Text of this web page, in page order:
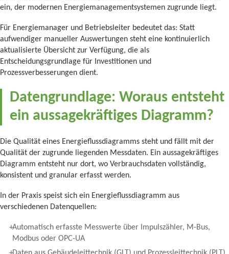
ein, der modernen Energiemanagementsystemen zugrunde liegt.
Für Energiemanager und Betriebsleiter bedeutet das: Statt
aufwendiger manueller Auswertungen steht eine kontinuierlich
aktualisierte Übersicht zur Verfügung, die als
Entscheidungsgrundlage für Investitionen und
Prozessverbesserungen dient.
Datengrundlage: Woraus entsteht
ein aussagekräftiges Diagramm?
Die Qualität eines Energieflussdiagramms steht und fällt mit der
Qualität der zugrunde liegenden Messdaten. Ein aussagekräftiges
Diagramm entsteht nur dort, wo Verbrauchsdaten vollständig,
konsistent und granular erfasst werden.
In der Praxis speist sich ein Energieflussdiagramm aus
verschiedenen Datenquellen:
Automatisch erfasste Messwerte über Impulszähler, M-Bus,
Modbus oder OPC-UA